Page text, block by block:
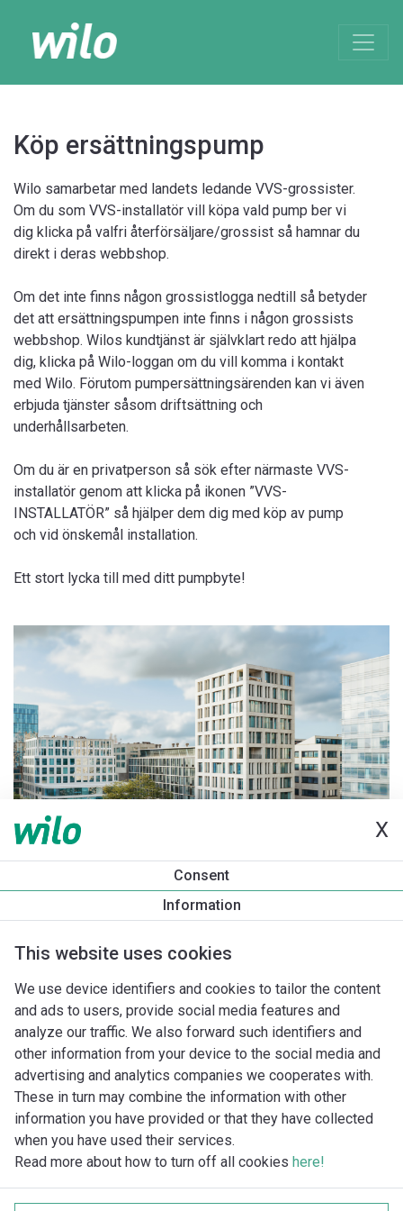
X
Consent
Information
This website uses cookies
We use device identifiers and cookies to tailor the content
and ads to users, provide social media features and
analyze our traffic. We also forward such identifiers and
other information from your device to the social media and
advertising and analytics companies we cooperates with.
These in turn may combine the information with other
information you have provided or that they have collected
when you have used their services.
Read more about how to turn off all cookies here!
Köp ersättningspump
Wilo samarbetar med landets ledande VVS-grossister.
Om du som VVS-installatör vill köpa vald pump ber vi
dig klicka på valfri återförsäljare/grossist så hamnar du
direkt i deras webbshop.
Om det inte finns någon grossistlogga nedtill så betyder
det att ersättningspumpen inte finns i någon grossists
webbshop. Wilos kundtjänst är självklart redo att hjälpa
dig, klicka på Wilo-loggan om du vill komma i kontakt
med Wilo. Förutom pumpersättningsärenden kan vi även
erbjuda tjänster såsom driftsättning och
underhållsarbeten.
Om du är en privatperson så sök efter närmaste VVS-
installatör genom att klicka på ikonen ”VVS-
INSTALLATÖR” så hjälper dem dig med köp av pump
och vid önskemål installation.
Ett stort lycka till med ditt pumpbyte!
Imprint
Behandling av personuppgifter